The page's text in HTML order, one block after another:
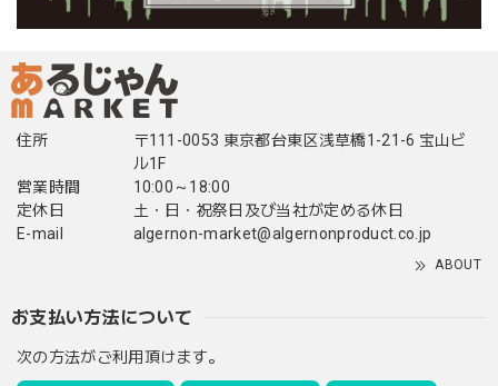
住所
〒111-0053 東京都台東区浅草橋1-21-6 宝山ビ
ル1F
営業時間
10:00～18:00
定休日
土・日・祝祭日及び当社が定める休日
E-mail
algernon-market@algernonproduct.co.jp
ABOUT
お支払い方法について
次の方法がご利用頂けます。